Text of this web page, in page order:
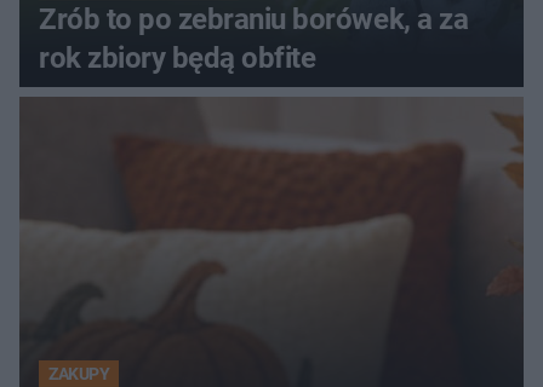
Zrób to po zebraniu borówek, a za
rok zbiory będą obfite
ZAKUPY